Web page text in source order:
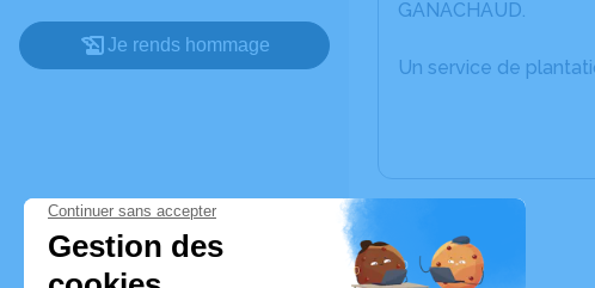
Je rends hommage
GANACHAUD.
Un service de